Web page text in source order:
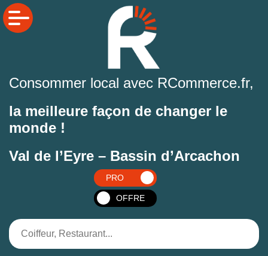
Consommer local avec RCommerce.fr,
la meilleure façon de changer le
monde !
Val de l’Eyre – Bassin d’Arcachon
PRO
OFFRE